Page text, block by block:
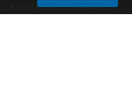
Centro | CEP: 13280-091